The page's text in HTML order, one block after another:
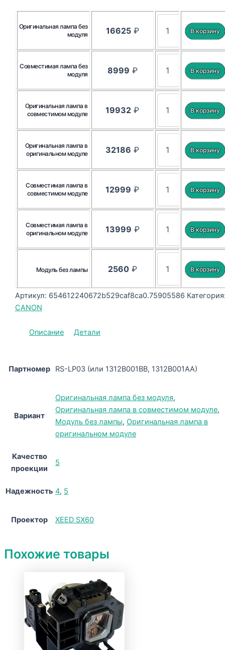
Оригинальная лампа без
модуля
16625₽
Совместимая лампа без
модуля
8999 ₽
Оригинальная лампа в
совместимом модуле
19932 ₽
Оригинальная лампа в
оригинальном модуле
32186 ₽
Совместимая лампа в
совместимом модуле
12999 ₽
Совместимая лампа в
оригинальном модуле
13999 ₽
Модуль без лампы 2560₽
Артикул: 654612240672b529caf8ca0.75905586
CANON
Описание Детали
Партномер RS-LP03 (или 1312B001BB, 1312B001AA)
Вариант
Оригинальная лампа без модуля,
Оригинальная лампа в совместимом модуле,
Модуль без лампы, Оригинальная лампа в
оригинальном модуле
Качество
проекции
5
Надежность 4, 5
Проектор XEED SX60
Похожие товары